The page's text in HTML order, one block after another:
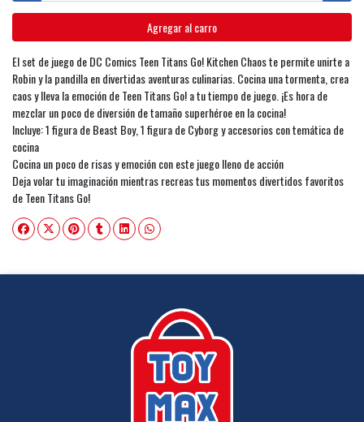
Agregar al carro
El set de juego de DC Comics Teen Titans Go! Kitchen Chaos te permite unirte a
Robin y la pandilla en divertidas aventuras culinarias. Cocina una tormenta, crea
caos y lleva la emoción de Teen Titans Go! a tu tiempo de juego. ¡Es hora de
mezclar un poco de diversión de tamaño superhéroe en la cocina!
Incluye: 1 figura de Beast Boy, 1 figura de Cyborg y accesorios con temática de
cocina
Cocina un poco de risas y emoción con este juego lleno de acción
Deja volar tu imaginación mientras recreas tus momentos divertidos favoritos
de Teen Titans Go!